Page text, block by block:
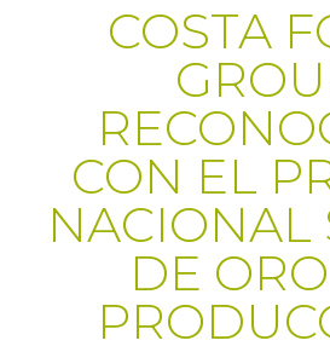
COSTA
CON EL
NACIONAL
DE